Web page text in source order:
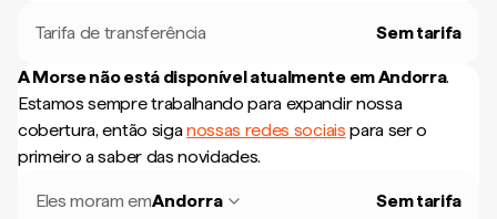
Tarifa de transferência Sem tarifa
A Morse não está disponível atualmente emAndorra.
Estamos sempre trabalhando para expandir nossa
cobertura, então siganossas redes sociais para ser o
primeiro a saber das novidades.
Eles moram emAndorra Sem tarifa